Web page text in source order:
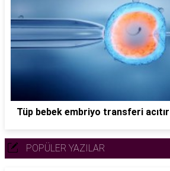
Tüp bebek embriyo transferi acıtır
POPÜLER YAZILAR